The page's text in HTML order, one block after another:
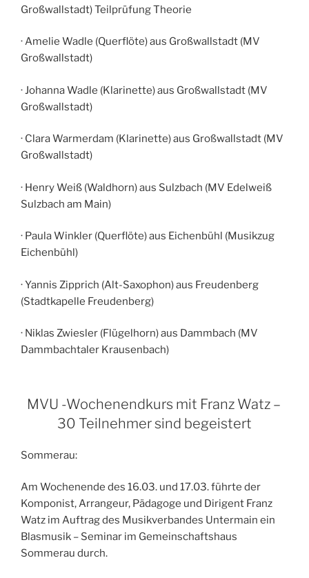
Großwallstadt) Teilprüfung Theorie
· Amelie Wadle (Querflöte) aus Großwallstadt (MV
Großwallstadt)
· Johanna Wadle (Klarinette) aus Großwallstadt (MV
Großwallstadt)
· Clara Warmerdam (Klarinette) aus Großwallstadt (MV
Großwallstadt)
· Henry Weiß (Waldhorn) aus Sulzbach (MV Edelweiß
Sulzbach am Main)
· Paula Winkler (Querflöte) aus Eichenbühl (Musikzug
Eichenbühl)
· Yannis Zipprich (Alt-Saxophon) aus Freudenberg
(Stadtkapelle Freudenberg)
· Niklas Zwiesler (Flügelhorn) aus Dammbach (MV
Dammbachtaler Krausenbach)
MVU -Wochenendkurs mit Franz Watz –
30 Teilnehmer sind begeistert
Sommerau:
Am Wochenende des 16.03. und 17.03. führte der
Komponist, Arrangeur, Pädagoge und Dirigent Franz
Watz im Auftrag des Musikverbandes Untermain ein
Blasmusik – Seminar im Gemeinschaftshaus
Sommerau durch.